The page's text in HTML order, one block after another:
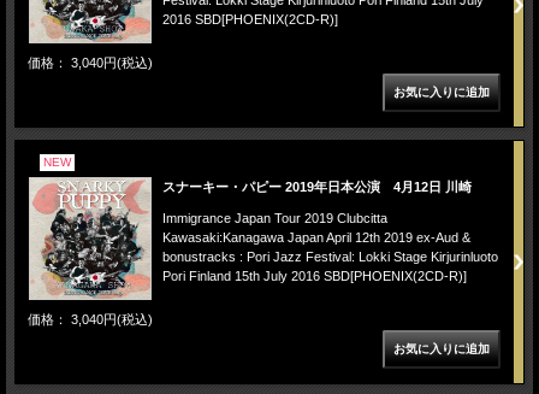
2016 SBD[PHOENIX(2CD-R)]
価格： 3,040円(税込)
NEW
スナーキー・パピー 2019年日本公演 4月12日 川崎
Immigrance Japan Tour 2019 Clubcitta
Kawasaki:Kanagawa Japan April 12th 2019 ex-Aud &
bonustracks : Pori Jazz Festival: Lokki Stage Kirjurinluoto
Pori Finland 15th July 2016 SBD[PHOENIX(2CD-R)]
価格： 3,040円(税込)